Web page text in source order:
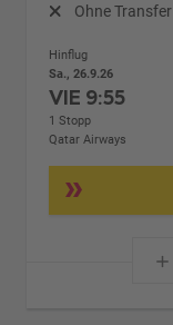
Ohne Transfer
Hinflug
Sa., 26.9.26
VIE 9:55
1 Stopp
Qatar Airways